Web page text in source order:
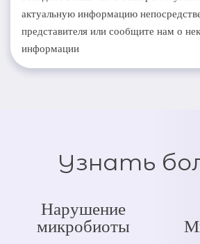
актуальную информацию
представителя или сообщите нам о
информации
Узнать
Нарушение
микробиоты